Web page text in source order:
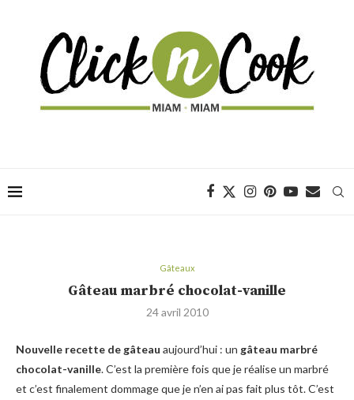
Gâteaux
Gâteau marbré chocolat-vanille
24 avril 2010
Nouvelle recette de gâteau aujourd’hui : un gâteau marbré
chocolat-vanille. C’est la première fois que je réalise un marbré
et c’est finalement dommage que je n’en ai pas fait plus tôt. C’est